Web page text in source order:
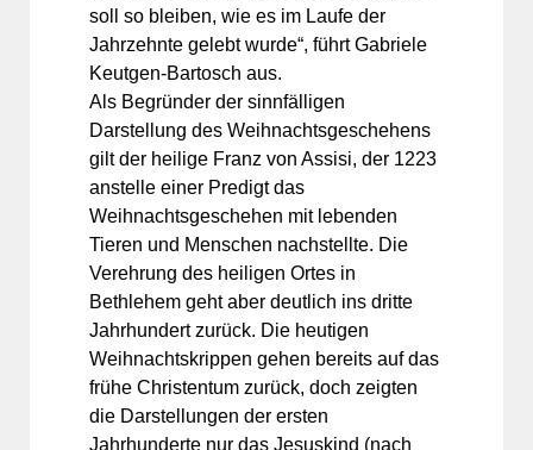
soll so bleiben, wie es im Laufe der
Jahrzehnte gelebt wurde“, führt Gabriele
Keutgen-Bartosch aus.
Als Begründer der sinnfälligen
Darstellung des Weihnachtsgeschehens
gilt der heilige Franz von Assisi, der 1223
anstelle einer Predigt das
Weihnachtsgeschehen mit lebenden
Tieren und Menschen nachstellte. Die
Verehrung des heiligen Ortes in
Bethlehem geht aber deutlich ins dritte
Jahrhundert zurück. Die heutigen
Weihnachtskrippen gehen bereits auf das
frühe Christentum zurück, doch zeigten
die Darstellungen der ersten
Jahrhunderte nur das Jesuskind (nach